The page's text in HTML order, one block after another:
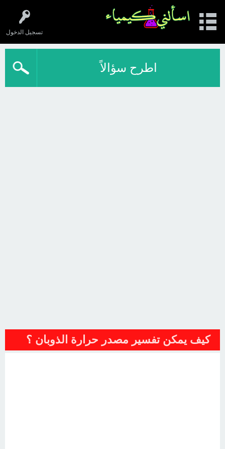
تسجيل الدخول
اطرح سؤالاً
كيف يمكن تفسير مصدر حرارة الذوبان ؟